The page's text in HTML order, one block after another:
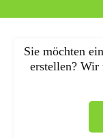
Sie möchten
erstellen? Wir